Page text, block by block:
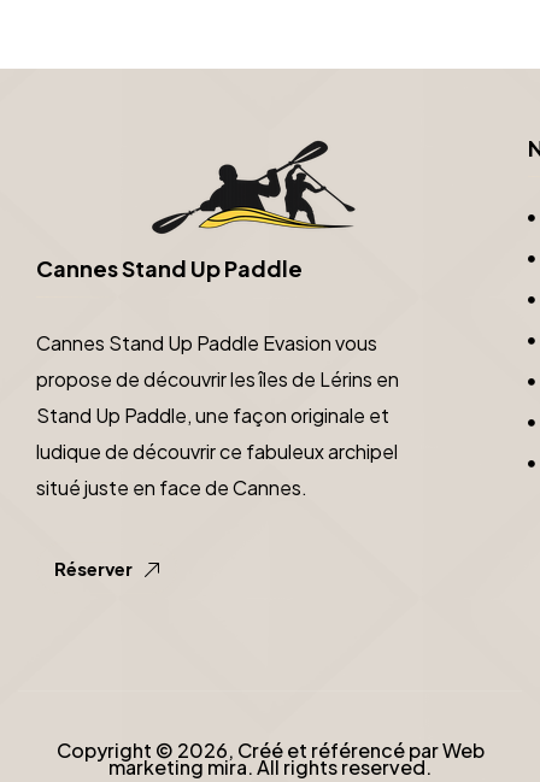
CannesStand UpPaddle
Cannes Stand Up Paddle Evasion vous
propose de découvrir les îles de Lérins en
Stand Up Paddle, une façon originale et
ludique de découvrir ce fabuleux archipel
situé juste en face de Cannes.
Réserver
Copyright © 2026, Créé et référencé parWeb
marketing mira. All rights reserved.